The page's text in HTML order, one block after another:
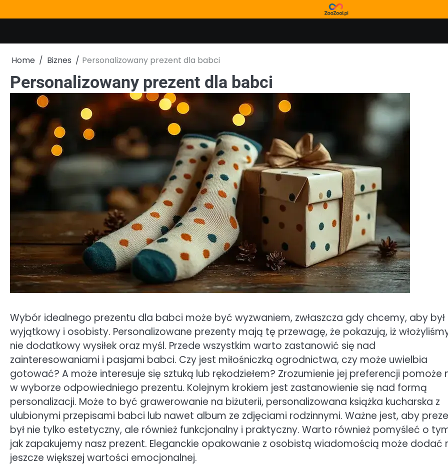
to
Home Biznes Personalizowany prezent dla babci
Personalizowany prezent dla babci
Wybór idealnego prezentu dla babci może być wyzwaniem, zwłaszcza gdy chcemy, aby był
wyjątkowy i osobisty. Personalizowane prezenty mają tę przewagę, że pokazują, iż
nie dodatkowy wysiłek oraz myśl. Przede wszystkim warto zastanowić się nad
zainteresowaniami i pasjami babci. Czy jest miłośniczką ogrodnictwa, czy może uwielbia
gotować? A może interesuje się sztuką lub rękodziełem? Zrozumienie jej preferencji pomoże
w wyborze odpowiedniego prezentu. Kolejnym krokiem jest zastanowienie się nad formą
personalizacji. Może to być grawerowanie na biżuterii, personalizowana książka kucharska z
ulubionymi przepisami babci lub nawet album ze zdjęciami rodzinnymi. Ważne jest, aby
był nie tylko estetyczny, ale również funkcjonalny i praktyczny. Warto również pomyśleć o
jak zapakujemy nasz prezent. Eleganckie opakowanie z osobistą wiadomością może dodać
jeszcze większej wartości emocjonalnej.